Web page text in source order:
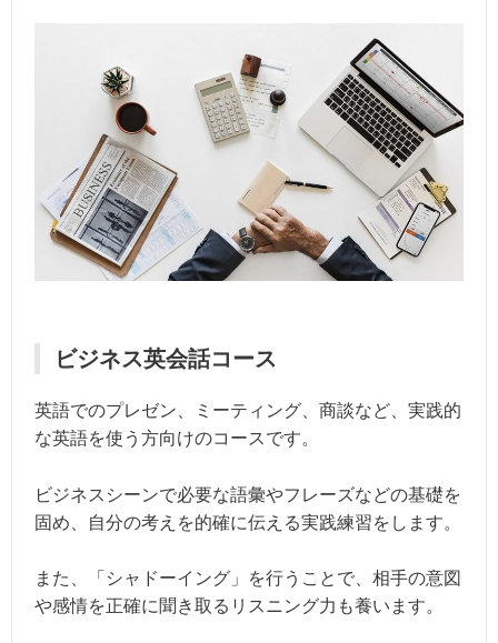
ビジネス英会話コース
英語でのプレゼン、ミーティング、商談など、実践的
な英語を使う方向けのコースです。
ビジネスシーンで必要な語彙やフレーズなどの基礎を
固め、自分の考えを的確に伝える実践練習をします。
また、「シャドーイング」を行うことで、相手の意図
や感情を正確に聞き取るリスニング力も養います。